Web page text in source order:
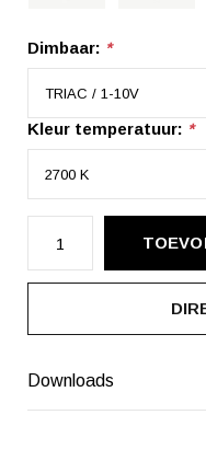
Dimbaar: *
Kleur temperatuur: *
Downloads